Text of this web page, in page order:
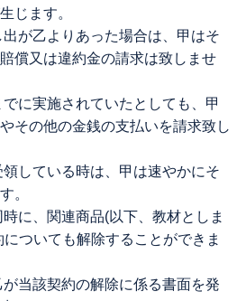
じます。
が乙よりあった場合は、甲はそ
償又は違約金の請求は致しませ
に実施されていたとしても、甲
その他の金銭の支払いを請求致し
している時は、甲は速やかにそ
。
に、関連商品(以下、教材としま
ついても解除することができま
当該契約の解除に係る書面を発